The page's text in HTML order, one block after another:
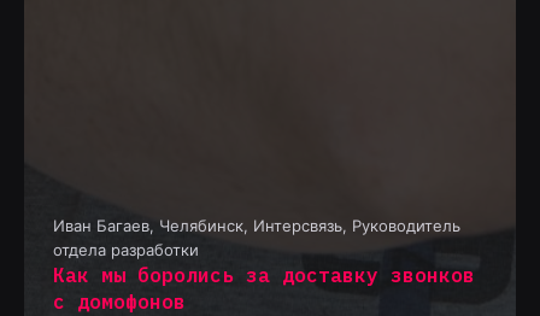
Иван Багаев, Челябинск, Интерсвязь, Руководитель
отдела разработки
Как мы боролись за доставку звонков
с домофонов